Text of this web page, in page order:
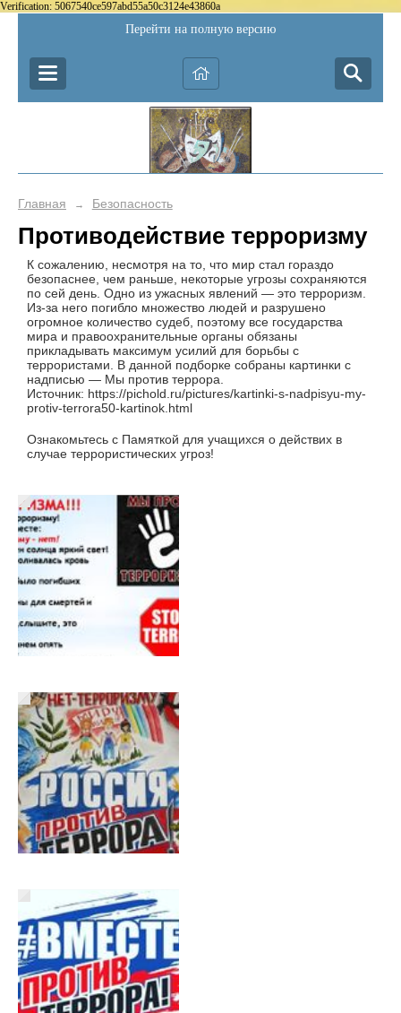
Verification: 5067540ce597abd55a50c3124e43860a
Перейти на полную версию
Главная → Безопасность
Противодействие терроризму
К сожалению, несмотря на то, что мир стал гораздо
безопаснее, чем раньше, некоторые угрозы сохраняются
по сей день. Одно из ужасных явлений — это терроризм.
Из-за него погибло множество людей и разрушено
огромное количество судеб, поэтому все государства
мира и правоохранительные органы обязаны
прикладывать максимум усилий для борьбы с
террористами. В данной подборке собраны картинки с
надписью — Мы против террора.
Источник: https://pichold.ru/pictures/kartinki-s-nadpisyu-my-
protiv-terrora50-kartinok.html
Ознакомьтесь с Памяткой для учащихся о действих в
случае террористических угроз!